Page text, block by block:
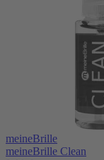
meineBrille
meineBrille Clean